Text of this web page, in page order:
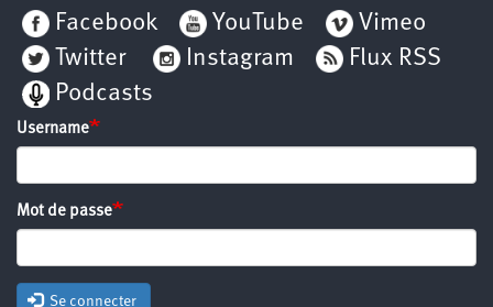
Facebook
YouTube
Vimeo
Twitter
Instagram
Flux RSS
Podcasts
Username
Mot de passe
Se connecter